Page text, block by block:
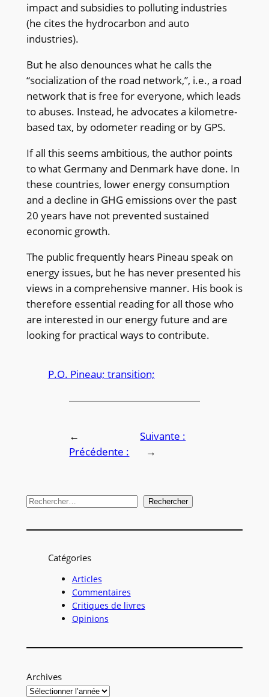
impact and subsidies to polluting industries
(he cites the hydrocarbon and auto
industries).
But he also denounces what he calls the
“socialization of the road network,”, i.e., a road
network that is free for everyone, which leads
to abuses. Instead, he advocates a kilometre-
based tax, by odometer reading or by GPS.
If all this seems ambitious, the author points
to what Germany and Denmark have done. In
these countries, lower energy consumption
and a decline in GHG emissions over the past
20 years have not prevented sustained
economic growth.
The public frequently hears Pineau speak on
energy issues, but he has never presented his
views in a comprehensive manner. His book is
therefore essential reading for all those who
are interested in our energy future and are
looking for practical ways to contribute.
P.O. Pineau; transition;
←
Précédente :
Suivante :
→
R
c
Rechercher
Catégories
Articles
Commentaires
Critiques de livres
Opinions
Archives